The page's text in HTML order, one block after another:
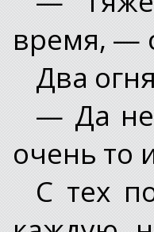
время, —
Два
— Да
очень то
С тех